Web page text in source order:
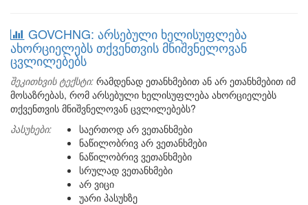
GOVCHNG: არსებული ხელისუფლება
ახორციელებს თქვენთვის მნიშვნელოვან
ცვლილებებს
შეკითხვის ტექსტი: რამდენად ეთანხმებით ან არ ეთანხმებით იმ
მოსაზრებას, რომ არსებული ხელისუფლება ახორციელებს
თქვენთვის მნიშვნელოვან ცვლილებებს?
პასუხები:
საერთოდ არ ვეთანხმები
ნაწილობრივ არ ვეთანხმები
ნაწილობრივ ვეთანხმები
სრულად ვეთანხმები
არ ვიცი
უარი პასუხზე